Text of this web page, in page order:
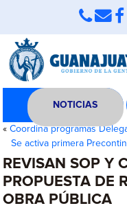
NOTICIAS
«Coordina programas
Se activa primera
REVISAN SOP Y
PROPUESTA DE
OBRA PÚBLICA